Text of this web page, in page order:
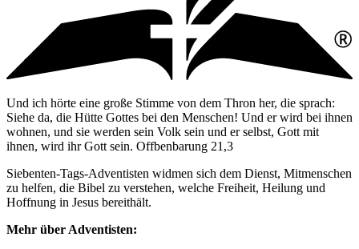
Und ich hörte eine große Stimme von dem Thron her, die sprach:
Siehe da, die Hütte Gottes bei den Menschen! Und er wird bei ihnen
wohnen, und sie werden sein Volk sein und er selbst, Gott mit
ihnen, wird ihr Gott sein. Offbenbarung 21,3
Siebenten-Tags-Adventisten widmen sich dem Dienst, Mitmenschen
zu helfen, die Bibel zu verstehen, welche Freiheit, Heilung und
Hoffnung in Jesus bereithält.
Mehr über Adventisten: